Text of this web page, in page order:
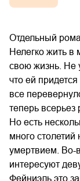
Отдельный
Нелегко жить в
свою жизнь. Не
что ей
все
теперь всерьез
Но есть
много
умертвием. Во-
интересуют
Фейниэль это